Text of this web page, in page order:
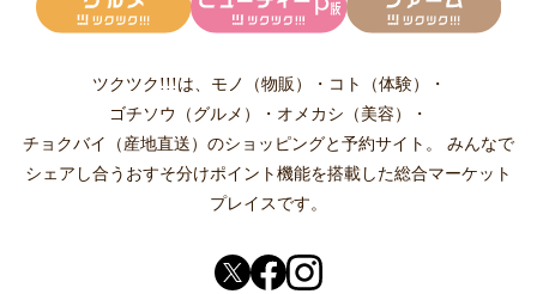
ツクツク!!!は、 モノ（物販） ・ コト（体験）
・
ゴチソウ（グルメ）
・ オメカシ（美容）
・
チョクバイ（産地直送） のショッピングと予約サイト。
みんなで
シェアし合う おすそ分けポイント機能を搭載した総合マーケット
プレイスです。